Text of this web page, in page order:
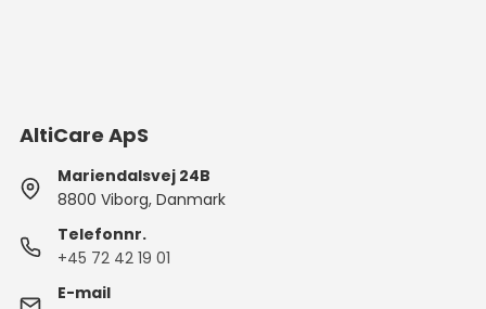
AltiCare ApS
Mariendalsvej 24B
8800 Viborg, Danmark
Telefonnr.
+45 72 42 19 01
E-mail